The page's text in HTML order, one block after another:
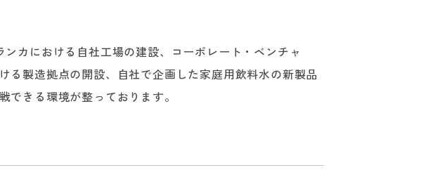
カにおける自社工場の建設、コーポレート・ベンチャ
る製造拠点の開設、自社で企画した家庭用飲料水の新製品
できる環境が整っております。